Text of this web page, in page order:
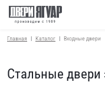
Главная Каталог Входные двери
Стальные